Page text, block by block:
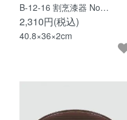
B-12-16 割烹漆器 No…
2,310円(税込)
40.8×36×2cm